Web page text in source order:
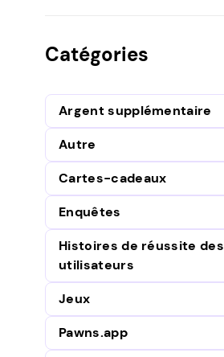
Catégories
Argent supplémentaire
Autre
Cartes-cadeaux
Enquêtes
Histoires de réussite des
utilisateurs
Jeux
Pawns.app